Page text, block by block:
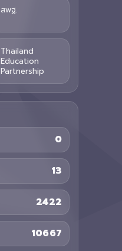
สพฐ.
Thailand
Education
Partnership
0
13
2422
10667